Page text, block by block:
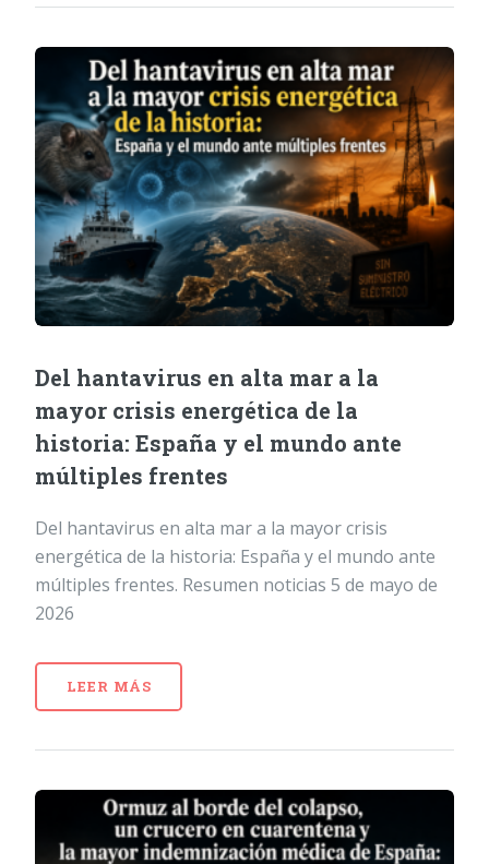
Del hantavirus en alta mar a la
mayor crisis energética de la
historia: España y el mundo ante
múltiples frentes
Del hantavirus en alta mar a la mayor crisis
energética de la historia: España y el mundo ante
múltiples frentes. Resumen noticias 5 de mayo de
2026
LEER MÁS